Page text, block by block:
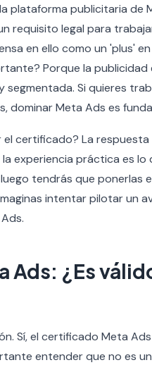
plataforma publicitaria de
requisito legal para
en ello como un 'plus'
Porque la
segmentada. Si quieres
dominar Meta Ads es
certificado? La
experiencia práctica es lo
tendrás que ponerlas
intentar pilotar un
¿Es
Sí, el certificado Meta
entender que no es